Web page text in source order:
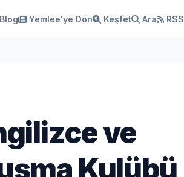
Blog Yemlee'ye Dön Keşfet Ara RSS
ve
Kulübü